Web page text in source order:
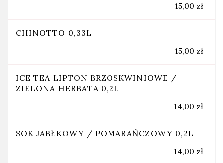
15,00 zł
CHINOTTO 0,33L
15,00 zł
ICE TEA LIPTON BRZOSKWINIOWE /
ZIELONA HERBATA 0,2L
14,00 zł
SOK JABŁKOWY / POMARAŃCZOWY 0,2L
14,00 zł